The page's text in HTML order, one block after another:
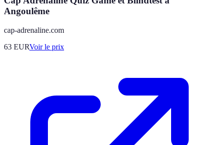
Angoulême
cap-adrenaline.com
63 EURVoir le prix